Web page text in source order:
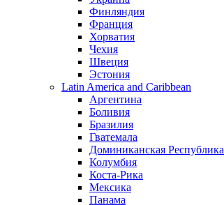
Финляндия
Франция
Хорватия
Чехия
Швеция
Эстония
Latin America and Caribbean
Аргентина
Боливия
Бразилия
Гватемала
Доминиканская Республика
Колумбия
Коста-Рика
Мексика
Панама